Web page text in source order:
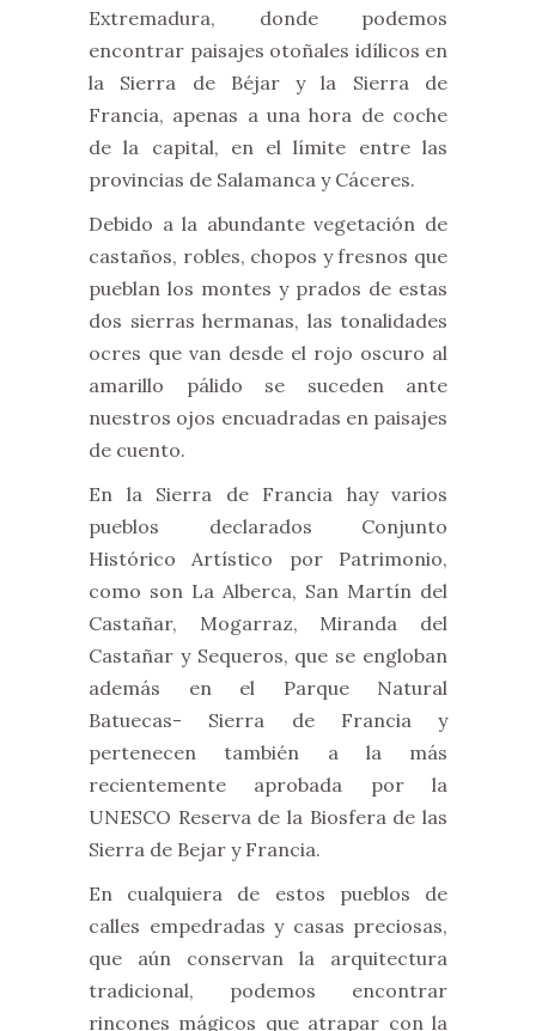
Extremadura, donde podemos
encontrar paisajes otoñales idílicos en
la Sierra de Béjar y la Sierra de
Francia, apenas a una hora de coche
de la capital, en el límite entre las
provincias de Salamanca y Cáceres.
Debido a la abundante vegetación de
castaños, robles, chopos y fresnos que
pueblan los montes y prados de estas
dos sierras hermanas, las tonalidades
ocres que van desde el rojo oscuro al
amarillo pálido se suceden ante
nuestros ojos encuadradas en paisajes
de cuento.
En la Sierra de Francia hay varios
pueblos declarados Conjunto
Histórico Artístico por Patrimonio,
como son La Alberca, San Martín del
Castañar, Mogarraz, Miranda del
Castañar y Sequeros, que se engloban
además en el Parque Natural
Batuecas- Sierra de Francia y
pertenecen también a la más
recientemente aprobada por la
UNESCO Reserva de la Biosfera de las
Sierra de Bejar y Francia.
En cualquiera de estos pueblos de
calles empedradas y casas preciosas,
que aún conservan la arquitectura
tradicional, podemos encontrar
rincones mágicos que atrapar con la